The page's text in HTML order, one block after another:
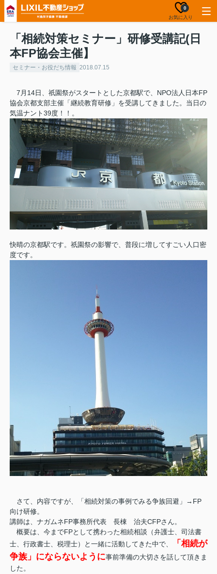
お気に入り
0
「相続対策セミナー」研修受講記(日
本FP協会主催】
セミナー・お役だち情報 2018.07.15
7月14日、祇園祭がスタートとした京都駅で、NPO法人日本FP
協会京都支部主催「継続教育研修」を受講してきました。当日の
気温ナント39度！！。
快晴の京都駅です。祇園祭の影響で、普段に増してすごい人口密
度です。
さて、内容ですが、「相続対策の事例でみる争族回避」→FP
向け研修。
講師は、ナガムネFP事務所代表 長棟 治夫CFPさん。
概要は、今までFPとして携わった相続相談（弁護士、司法書
士、行政書士、税理士）と一緒に活動してきた中で、
「相続が
争族 」にならないように事前準備の大切さを話して頂きま
した。